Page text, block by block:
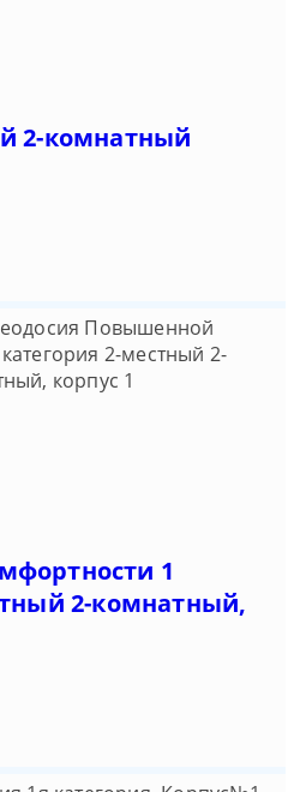
2-комнатный
1
2-комнатный,